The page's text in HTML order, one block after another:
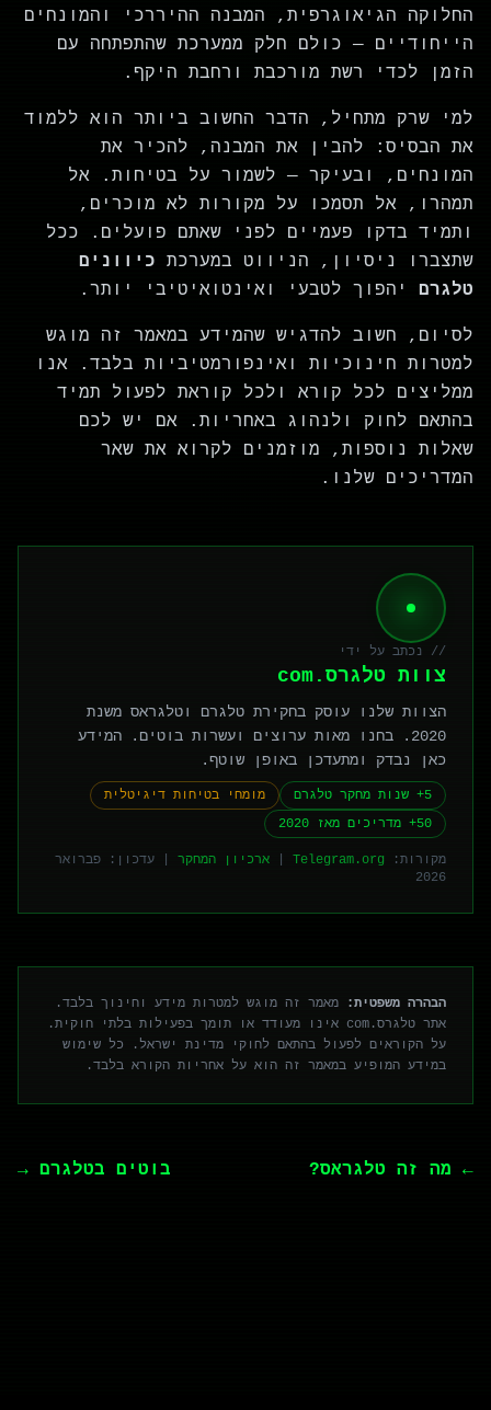
החלוקה הגיאוגרפית, המבנה ההיררכי והמונחים
הייחודיים — כולם חלק ממערכת שהתפתחה עם
הזמן לכדי רשת מורכבת ורחבת היקף.
למי שרק מתחיל, הדבר החשוב ביותר הוא ללמוד
את הבסיס: להבין את המבנה, להכיר את
המונחים, ובעיקר — לשמור על בטיחות. אל
תמהרו, אל תסמכו על מקורות לא מוכרים,
ותמיד בדקו פעמיים לפני שאתם פועלים. ככל
שתצברו ניסיון, הניווט במערכת כיוונים
טלגרם יהפוך לטבעי ואינטואיטיבי יותר.
לסיום, חשוב להדגיש שהמידע במאמר זה מוגש
למטרות חינוכיות ואינפורמטיביות בלבד. אנו
ממליצים לכל קורא ולכל קוראת לפעול תמיד
בהתאם לחוק ולנהוג באחריות. אם יש לכם
שאלות נוספות, מוזמנים לקרוא את שאר
המדריכים שלנו.
// נכתב על ידי
צוות טלגרס.com
הצוות שלנו עוסק בחקירת טלגרם וטלגראס משנת
2020. בחנו מאות ערוצים ועשרות בוטים. המידע
כאן נבדק ומתעדכן באופן שוטף.
5+ שנות מחקר טלגרם
מומחי בטיחות דיגיטלית
50+ מדריכים מאז 2020
מקורות: Telegram.org ארכיון המחקר
עדכון: פברואר
2026
הבהרה משפטית:
מאמר זה מוגש למטרות מידע וחינוך בלבד.
אתר טלגרס.com אינו מעודד או תומך בפעילות בלתי חוקית.
על הקוראים לפעול בהתאם לחוקי מדינת ישראל. כל שימוש
במידע המופיע במאמר זה הוא על אחריות הקורא בלבד.
← מה זה טלגראס? בוטים בטלגרם →